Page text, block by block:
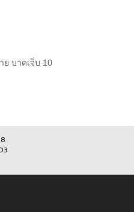
ย บาดเจ็บ 10